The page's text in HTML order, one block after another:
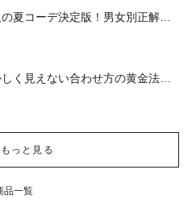
夏コーデ決定版！男女別正解ス
く見えない合わせ方の黄金法則
っと見る
品一覧